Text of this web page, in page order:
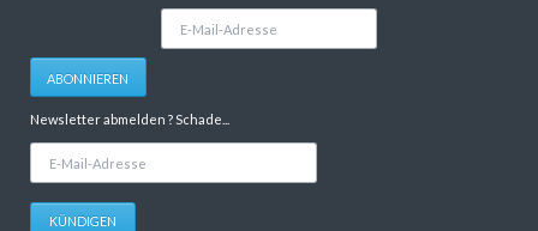
Adresse
ABONNIEREN
Newsletter abmelden ? Schade...
Adresse
KÜNDIGEN